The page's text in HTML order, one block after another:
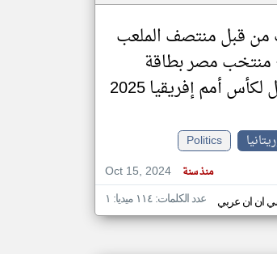
قبل منتصف الملعب
منتخب مصر بطاقة
لكأس أمم إفريقيا 2025
Politics
Oct 15, 2024
منذ سنة
ان ان عربي عدد الكلمات: ١١٤ ميديا: ١